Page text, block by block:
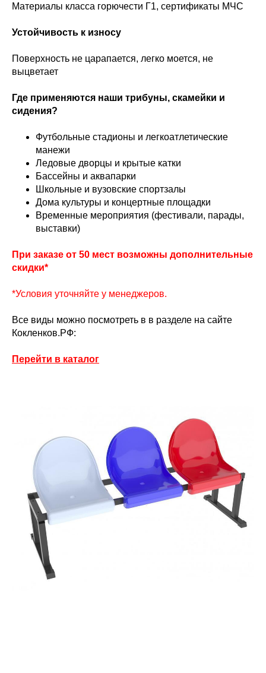
Материалы класса горючести Г1, сертификаты МЧС
Устойчивость к износу
Поверхность не царапается, легко моется, не
выцветает
Где применяются наши трибуны, скамейки и
сидения?
Футбольные стадионы и легкоатлетические
манежи
Ледовые дворцы и крытые катки
Бассейны и аквапарки
Школьные и вузовские спортзалы
Дома культуры и концертные площадки
Временные мероприятия (фестивали, парады,
выставки)
При заказе от 50 мест возможны дополнительные
скидки*
*Условия уточняйте у менеджеров.
Все виды можно посмотреть в в разделе на сайте
Кокленков.РФ:
Перейти в каталог